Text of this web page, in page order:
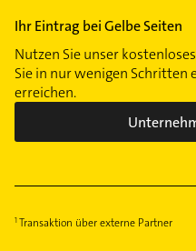
Ihr Eintrag bei Gelbe Seiten
Nutzen Sie unser
Sie in nur wenigen Schritten
erreichen.
Transaktion über externe Partner